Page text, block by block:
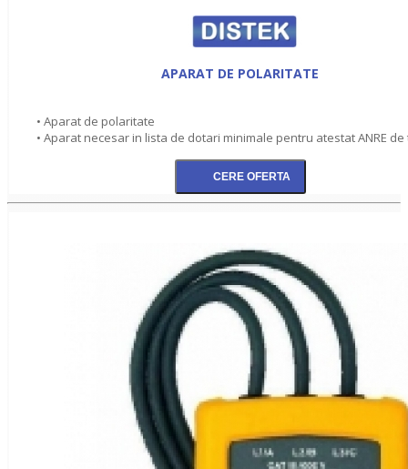
APARAT DE POLARITATE
• Aparat de polaritate
• Aparat necesar in lista de dotari minimale pentru atestat ANRE de